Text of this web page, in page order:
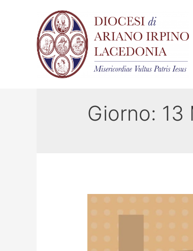
Giorno: 13